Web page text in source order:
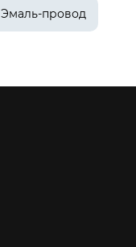
Эмаль-провод